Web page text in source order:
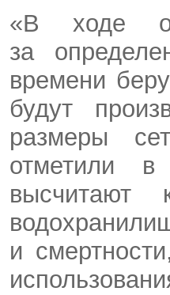
«В ходе
за
времени
будут
размеры
отметили в
высчитают
и